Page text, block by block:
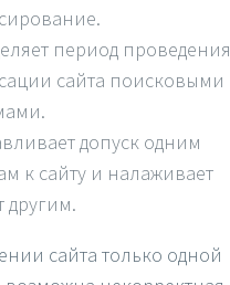
период проведения
сайта поисковыми
допуск одним
к сайту и налаживает
другим.
сайта только одной